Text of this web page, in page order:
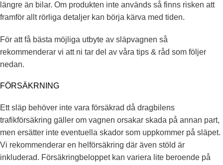
längre än bilar. Om produkten inte används så finns risken att
framför allt rörliga detaljer kan börja kärva med tiden.
För att få bästa möjliga utbyte av släpvagnen så
rekommenderar vi att ni tar del av våra tips & råd som följer
nedan.
FÖRSÄKRNING
Ett släp behöver inte vara försäkrad då dragbilens
trafikförsäkring gäller om vagnen orsakar skada på annan part,
men ersätter inte eventuella skador som uppkommer på släpet.
Vi rekommenderar en helförsäkring där även stöld är
inkluderad. Försäkringbeloppet kan variera lite beroende på